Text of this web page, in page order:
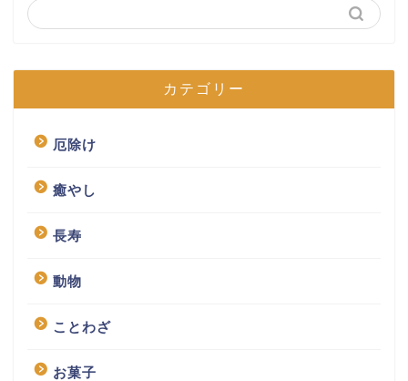
カテゴリー
厄除け
癒やし
長寿
動物
ことわざ
お菓子